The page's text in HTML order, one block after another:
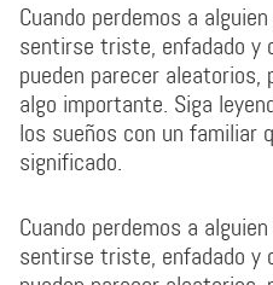
Cuando perdemos a
sentirse triste, enfadado y
pueden parecer aleatorios,
algo importante. Siga
los sueños con un familiar
significado.
Cuando perdemos a
sentirse triste, enfadado y